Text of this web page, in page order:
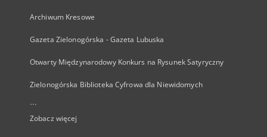
Archiwum Kresowe
Gazeta Zielonogórska - Gazeta Lubuska
Otwarty Międzynarodowy Konkurs na Rysunek Satyryczny
Zielonogórska Biblioteka Cyfrowa dla Niewidomych
...
Zobacz więcej